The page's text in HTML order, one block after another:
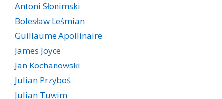
Antoni Słonimski
Bolesław Leśmian
Guillaume Apollinaire
James Joyce
Jan Kochanowski
Julian Przyboś
Julian Tuwim